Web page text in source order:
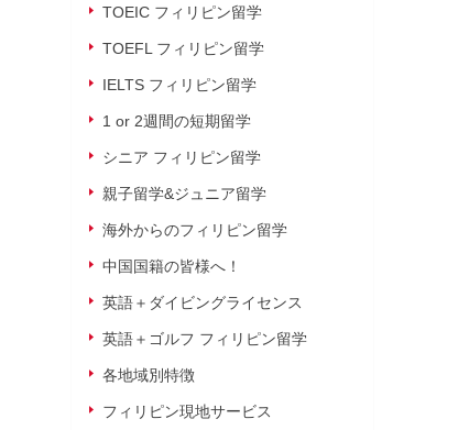
TOEIC フィリピン留学
TOEFL フィリピン留学
IELTS フィリピン留学
1 or 2週間の短期留学
シニア フィリピン留学
親子留学&ジュニア留学
海外からのフィリピン留学
中国国籍の皆様へ！
英語＋ダイビングライセンス
英語＋ゴルフ フィリピン留学
各地域別特徴
フィリピン現地サービス